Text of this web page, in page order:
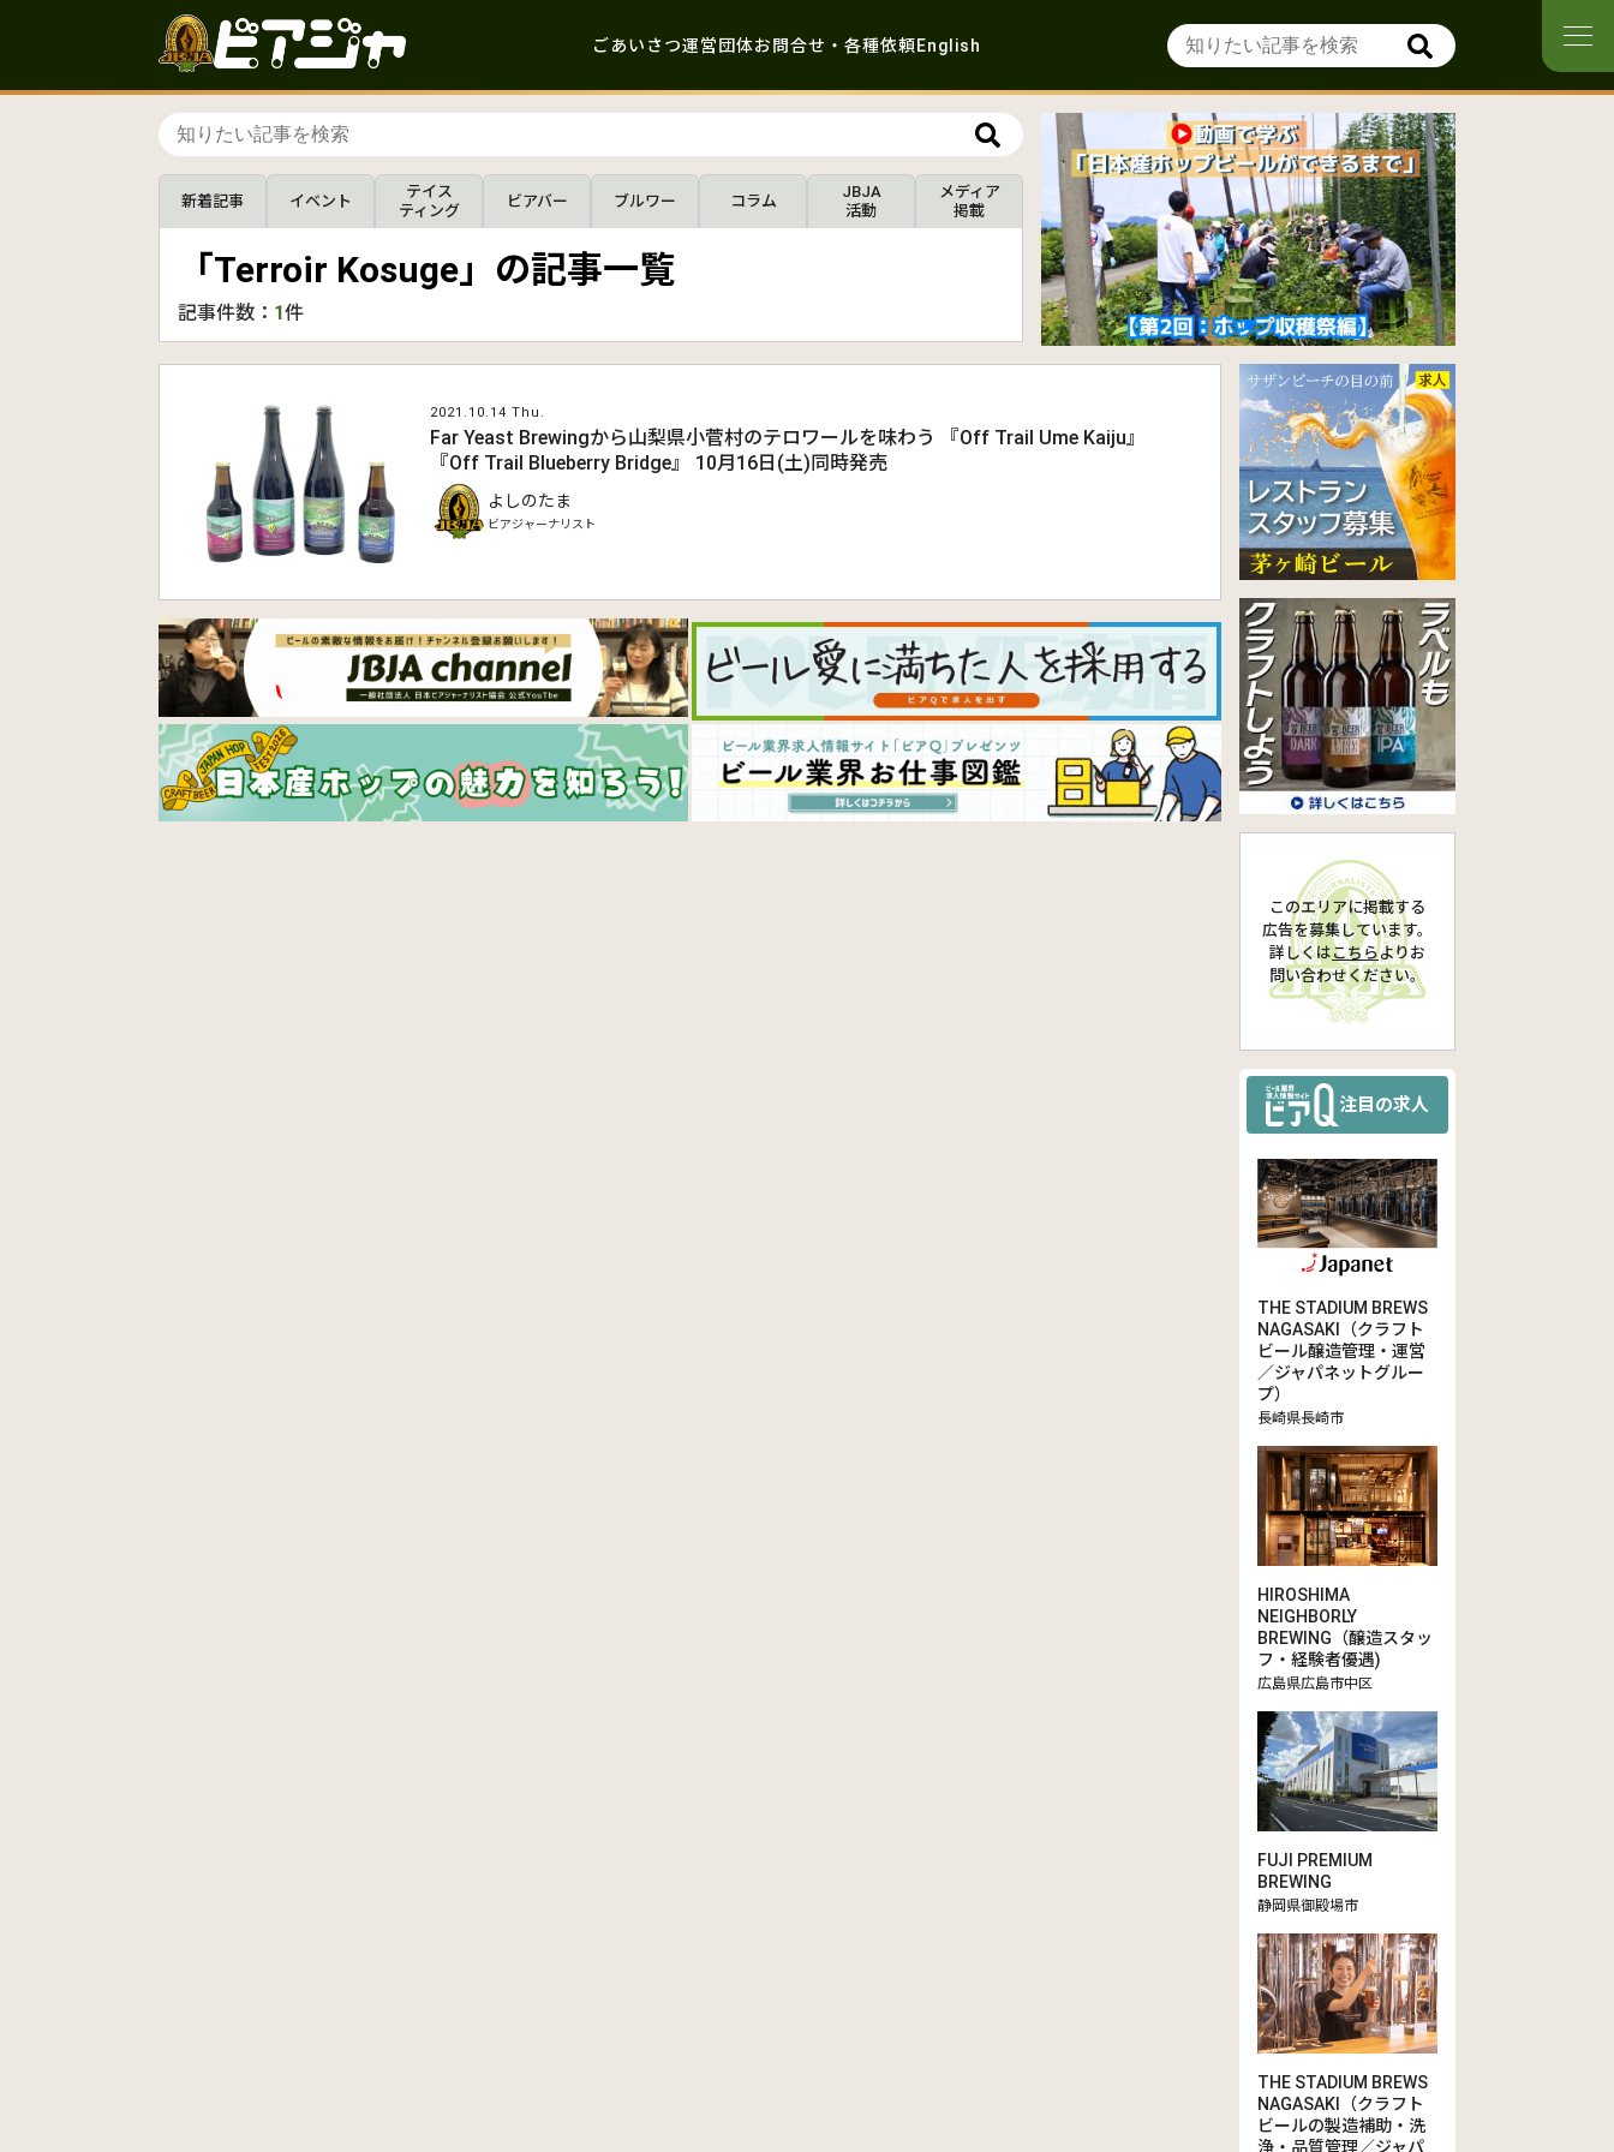
ごあいさつ運営団体お問合せ・各種依頼English
新着記事 イベント
テイス
ティング
ビアバー ブルワー コラム
JBJA
活動
メディア
掲載
「Terroir Kosuge」の記事一覧
記事件数： 1件
2021.10.14 Thu.
Far Yeast Brewingから山梨県小菅村のテロワールを味わう 『Off Trail Ume Kaiju』
『Off Trail Blueberry Bridge』 10月16日(土)同時発売
よしのたま
ビアジャーナリスト
このエリアに掲載する
広告を募集しています。
詳しくは こちらより お
問い合わせください。
注目の求人
THE STADIUM BREWS
NAGASAKI（クラフト
ビール醸造管理・運営
／ジャパネットグルー
プ）
長崎県長崎市
HIROSHIMA
NEIGHBORLY
BREWING（醸造スタッ
フ・経験者優遇)
広島県広島市中区
FUJI PREMIUM
BREWING
静岡県御殿場市
THE STADIUM BREWS
NAGASAKI（クラフト
ビールの製造補助・洗
浄・品質管理／ジャパ